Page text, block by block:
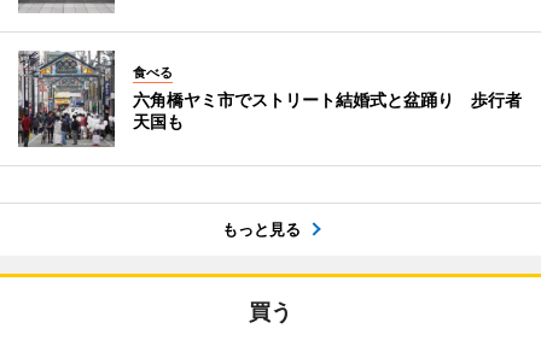
食べる
六角橋ヤミ市でストリート結婚式と盆踊り 歩行者
天国も
もっと見る
買う